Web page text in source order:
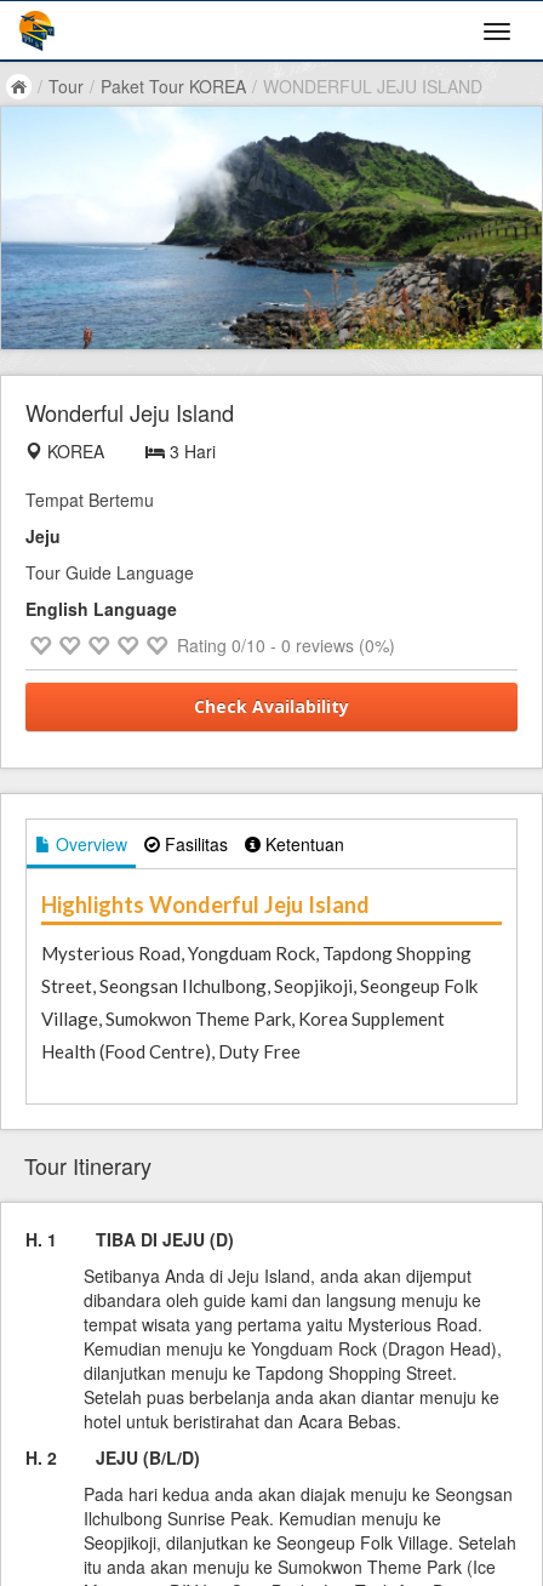
/ Tour / Paket Tour KOREA / WONDERFUL JEJU ISLAND
Wonderful Jeju Island
KOREA
3 Hari
Tempat Bertemu
Jeju
Tour Guide Language
English Language
Rating 0/10 - 0 reviews (0%)
Check Availability
Overview Fasilitas Ketentuan
Highlights Wonderful Jeju Island
Mysterious Road, Yongduam Rock, Tapdong Shopping
Street, Seongsan Ilchulbong, Seopjikoji, Seongeup Folk
Village, Sumokwon Theme Park, Korea Supplement
Health (Food Centre), Duty Free
Tour Itinerary
H. 1 TIBA DI JEJU (D)
Setibanya Anda di Jeju Island, anda akan dijemput
dibandara oleh guide kami dan langsung menuju ke
tempat wisata yang pertama yaitu Mysterious Road.
Kemudian menuju ke Yongduam Rock (Dragon Head),
dilanjutkan menuju ke Tapdong Shopping Street.
Setelah puas berbelanja anda akan diantar menuju ke
hotel untuk beristirahat dan Acara Bebas.
H. 2 JEJU (B/L/D)
Pada hari kedua anda akan diajak menuju ke Seongsan
Ilchulbong Sunrise Peak. Kemudian menuju ke
Seopjikoji, dilanjutkan ke Seongeup Folk Village. Setelah
itu anda akan menuju ke Sumokwon Theme Park (Ice